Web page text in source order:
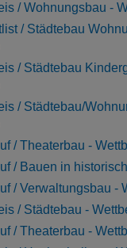
/ Wohnungsbau -
/ Städtebau
/ Städtebau
/ Städtebau/
/ Theaterbau -
/ Bauen in
/ Verwaltungsbau -
/ Städtebau -
/ Theaterbau -